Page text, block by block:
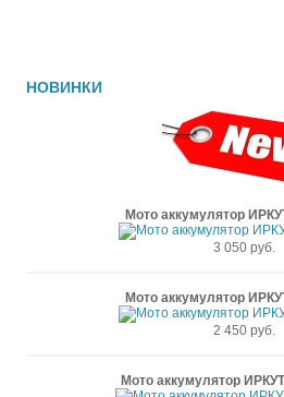
НОВИНКИ
Мото аккумулятор
3 050 руб.
Мото аккумулятор
2 450 руб.
Мото аккумулятор